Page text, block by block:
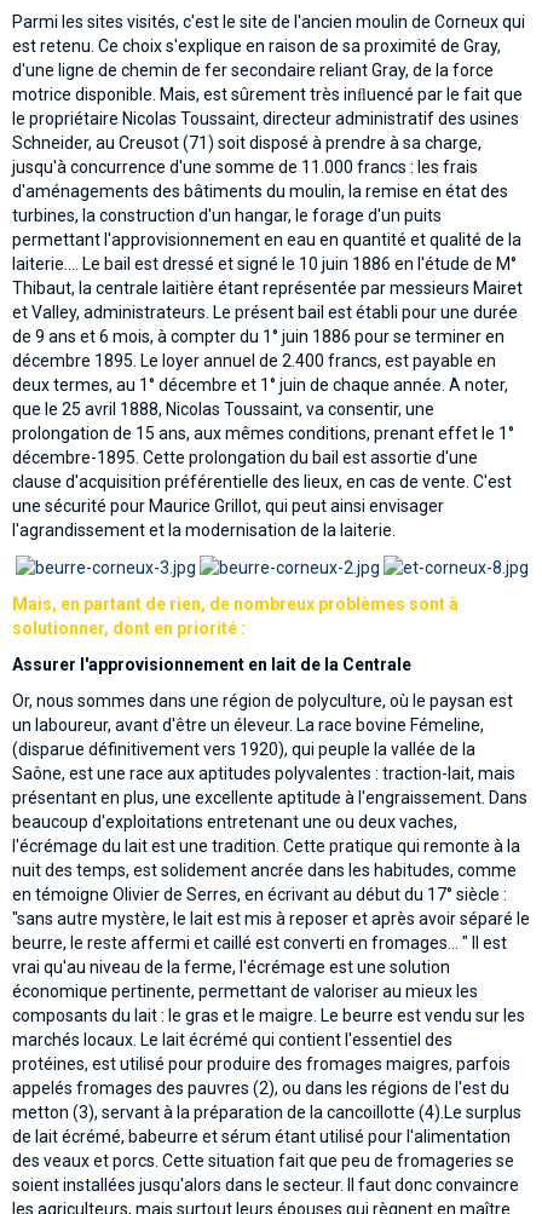
Parmi les sites visités, c'est le site de l'ancien moulin de Corneux qui
est retenu. Ce choix s'explique en raison de sa proximité de Gray,
d'une ligne de chemin de fer secondaire reliant Gray, de la force
motrice disponible. Mais, est sûrement très inﬂuencé par le fait que
le propriétaire Nicolas Toussaint, directeur administratif des usines
Schneider, au Creusot (71) soit disposé à prendre à sa charge,
jusqu'à concurrence d'une somme de 11.000 francs : les frais
d'aménagements des bâtiments du moulin, la remise en état des
turbines, la construction d'un hangar, le forage d'un puits
permettant l'approvisionnement en eau en quantité et qualité de la
laiterie.... Le bail est dressé et signé le 10 juin 1886 en l'étude de M°
Thibaut, la centrale laitière étant représentée par messieurs Mairet
et Valley, administrateurs. Le présent bail est établi pour une durée
de 9 ans et 6 mois, à compter du 1° juin 1886 pour se terminer en
décembre 1895. Le loyer annuel de 2.400 francs, est payable en
deux termes, au 1° décembre et 1° juin de chaque année. A noter,
que le 25 avril 1888, Nicolas Toussaint, va consentir, une
prolongation de 15 ans, aux mêmes conditions, prenant effet le 1°
décembre-1895. Cette prolongation du bail est assortie d'une
clause d'acquisition préférentielle des lieux, en cas de vente. C'est
une sécurité pour Maurice Grillot, qui peut ainsi envisager
l'agrandissement et la modernisation de la laiterie.
Mais, en partant de rien, de nombreux problèmes sont à
solutionner, dont en priorité :
Assurer l'approvisionnement en lait de la Centrale
Or, nous sommes dans une région de polyculture, où le paysan est
un laboureur, avant d'être un éleveur. La race bovine Fémeline,
(disparue définitivement vers 1920), qui peuple la vallée de la
Saône, est une race aux aptitudes polyvalentes : traction-lait, mais
présentant en plus, une excellente aptitude à l'engraissement. Dans
beaucoup d'exploitations entretenant une ou deux vaches,
l'écrémage du lait est une tradition. Cette pratique qui remonte à la
nuit des temps, est solidement ancrée dans les habitudes, comme
en témoigne Olivier de Serres, en écrivant au début du 17° siècle :
"sans autre mystère, le lait est mis à reposer et après avoir séparé le
beurre, le reste affermi et caillé est converti en fromages... " Il est
vrai qu'au niveau de la ferme, l'écrémage est une solution
économique pertinente, permettant de valoriser au mieux les
composants du lait : le gras et le maigre. Le beurre est vendu sur les
marchés locaux. Le lait écrémé qui contient l'essentiel des
protéines, est utilisé pour produire des fromages maigres, parfois
appelés fromages des pauvres (2), ou dans les régions de l'est du
metton (3), servant à la préparation de la cancoillotte (4).Le surplus
de lait écrémé, babeurre et sérum étant utilisé pour l'alimentation
des veaux et porcs. Cette situation fait que peu de fromageries se
soient installées jusqu'alors dans le secteur. ll faut donc convaincre
les agriculteurs, mais surtout leurs épouses qui règnent en maître